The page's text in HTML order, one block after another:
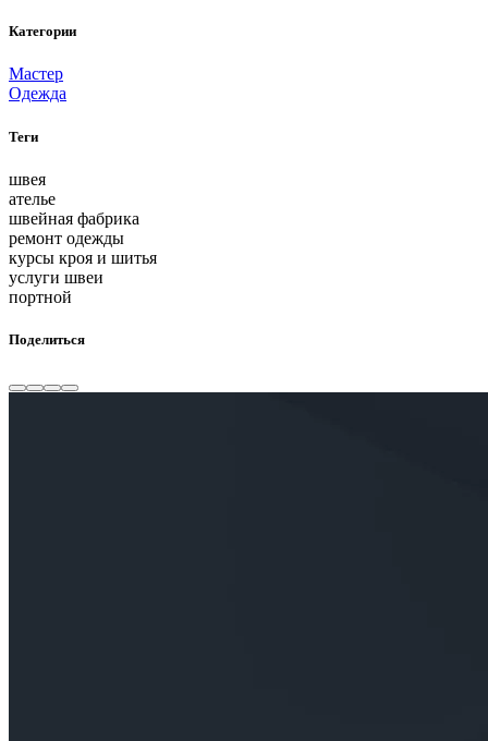
Категории
Мастер
Одежда
Теги
швея
ателье
швейная фабрика
ремонт одежды
курсы кроя и шитья
услуги швеи
портной
Поделиться